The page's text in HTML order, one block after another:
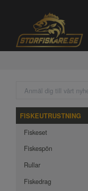
FISKEUTRUSTNING
Fiskeset
Fiskespön
Rullar
Fiskedrag